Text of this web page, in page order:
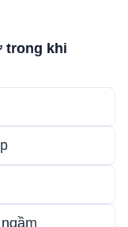
trong khi